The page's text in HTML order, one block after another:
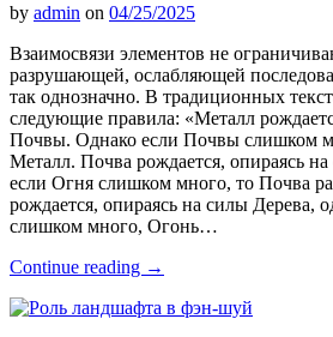
by admin on 04/25/2025
Взаимосвязи элементов не
разрушающей, ослабляющей
так однозначно. В традиционных
следующие правила: «Металл
Почвы. Однако если Почвы слишком
Металл. Почва рождается, опираясь
если Огня слишком много, то Почва
рождается, опираясь на силы Дерева,
слишком много, Огонь…
Continue reading →